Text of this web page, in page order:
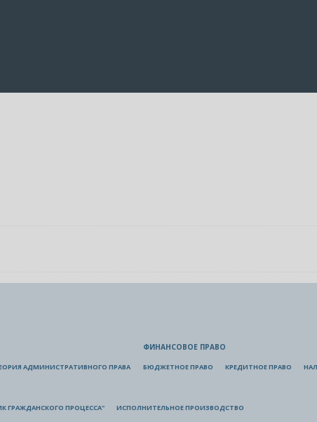
АДМИНИСТРАТИВНОГО ПРАВА
ФИНАНСОВОЕ ПРАВО
БЮДЖЕТНОЕ ПРАВО КРЕДИТНОЕ ПРАВО
ГРАЖДАНСКОГО ПРОЦЕССА" ИСПОЛНИТЕЛЬНОЕ ПРОИЗВОДСТВО